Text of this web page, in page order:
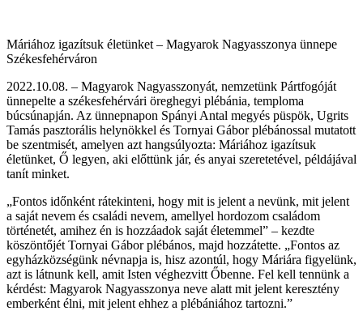
Máriához igazítsuk életünket – Magyarok Nagyasszonya ünnepe
Székesfehérváron
2022.10.08. – Magyarok Nagyasszonyát, nemzetünk Pártfogóját
ünnepelte a székesfehérvári öreghegyi plébánia, temploma
búcsúnapján. Az ünnepnapon Spányi Antal megyés püspök, Ugrits
Tamás pasztorális helynökkel és Tornyai Gábor plébánossal mutatott
be szentmisét, amelyen azt hangsúlyozta: Máriához igazítsuk
életünket, Ő legyen, aki előttünk jár, és anyai szeretetével, példájával
tanít minket.
„Fontos időnként rátekinteni, hogy mit is jelent a nevünk, mit jelent
a saját nevem és családi nevem, amellyel hordozom családom
történetét, amihez én is hozzáadok saját életemmel” – kezdte
köszöntőjét Tornyai Gábor plébános, majd hozzátette. „Fontos az
egyházközségünk névnapja is, hisz azontúl, hogy Máriára figyelünk,
azt is látnunk kell, amit Isten véghezvitt Őbenne. Fel kell tennünk a
kérdést: Magyarok Nagyasszonya neve alatt mit jelent keresztény
emberként élni, mit jelent ehhez a plébániához tartozni.”